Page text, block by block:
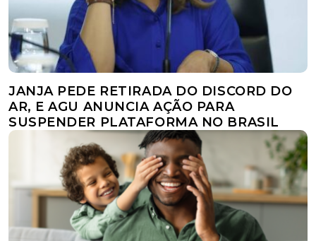
JANJA PEDE RETIRADA DO DISCORD DO
AR, E AGU ANUNCIA AÇÃO PARA
SUSPENDER PLATAFORMA NO BRASIL